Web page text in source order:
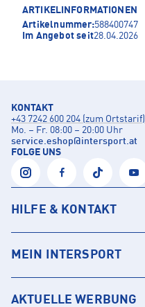
ARTIKELINFORMATIONEN
Artikelnummer:588400747
Im Angebot seit28.04.2026
KONTAKT
+43 7242 600 204 (zum Ortstarif)
Mo. – Fr. 08:00 – 20:00 Uhr
service.eshop@intersport.at
FOLGE UNS
HILFE & KONTAKT
MEIN INTERSPORT
AKTUELLE WERBUNG